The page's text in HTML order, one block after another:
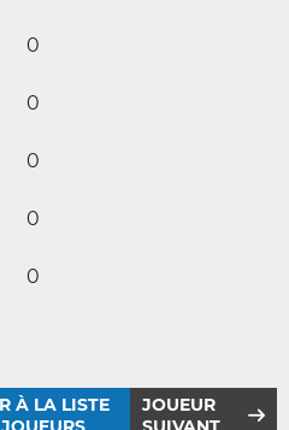
0
0
0
0
0
À LA LISTE
JOUEUR